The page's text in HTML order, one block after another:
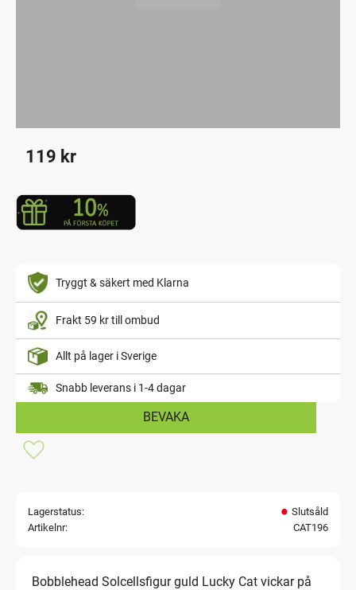
119 kr
Lägg till i favoriter
Tryggt & säkert med Klarna
Frakt 59 kr till ombud
Allt på lager i Sverige
Snabb leverans i 1-4 dagar
BEVAKA
Lagerstatus
Slutsåld
Artikelnr
CAT196
Bobblehead Solcellsfigur guld Lucky Cat vickar på